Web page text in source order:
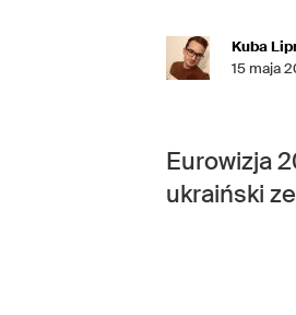
Kuba
15 maja
Eurowizja
ukraiński